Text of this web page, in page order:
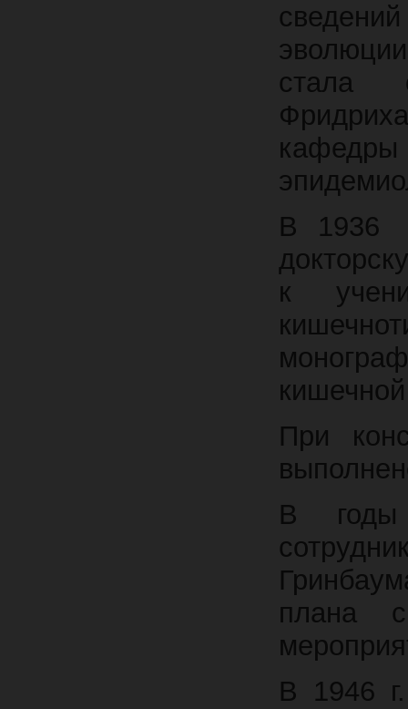
стала
В 1936
к
При
В годы
плана
В 1946